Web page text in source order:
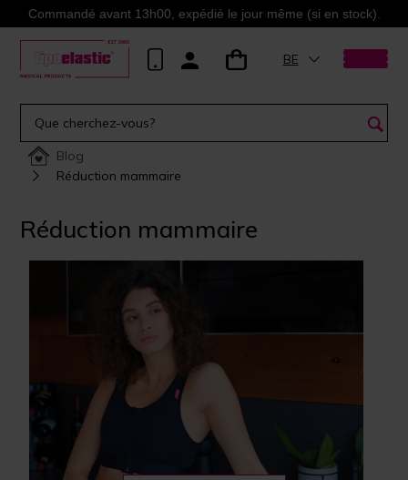
Commandé avant 13h00, expédié le jour même (si en stock).
BE
Blog
Réduction mammaire
Réduction mammaire